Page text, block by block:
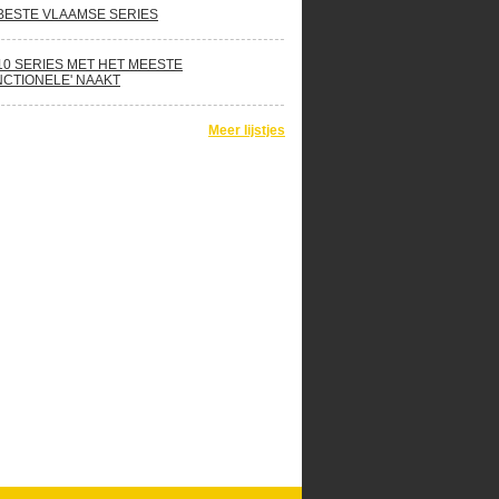
VLAAMSE SERIES
SERIES MET HET MEESTE
NAAKT
Meer lijstjes